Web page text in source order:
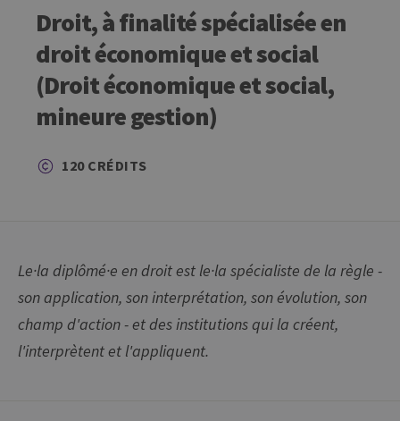
Droit, à finalité spécialisée en
droit économique et social
(Droit économique et social,
mineure gestion)
120 CRÉDITS
Le·la diplômé·e en droit est le·la spécialiste de la règle -
son application, son interprétation, son évolution, son
champ d'action - et des institutions qui la créent,
l'interprètent et l'appliquent.